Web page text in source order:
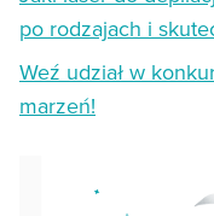
po rodzajach i
Weź udział w
marzeń!